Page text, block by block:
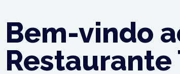
Bem-vindo
Restaurante